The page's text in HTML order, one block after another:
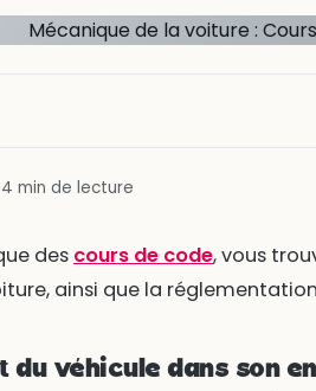
4 min de lecture
des cours de code, vous
ainsi que la
du véhicule dans son